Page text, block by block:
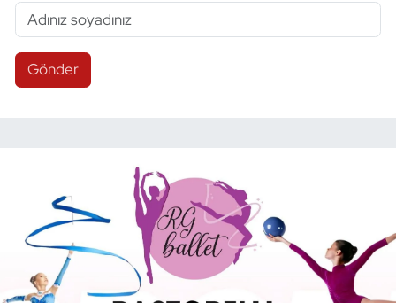
Gönder